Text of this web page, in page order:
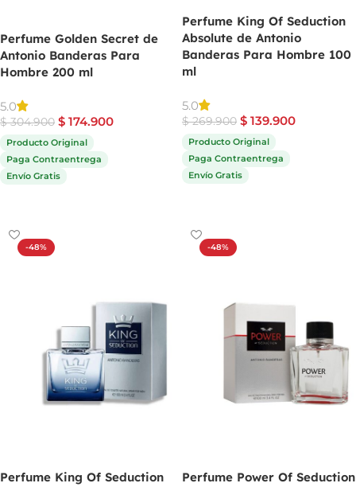
Perfume Golden Secret de
Antonio Banderas Para
Hombre 200 ml
5.0
$304.900 $ 174.900
Producto Original
Paga Contraentrega
Envío Gratis
Perfume King Of Seduction
Absolute de Antonio
Banderas Para Hombre 100
ml
5.0
$269.900 $ 139.900
Producto Original
Paga Contraentrega
Envío Gratis
-48%
Perfume King Of Seduction
-48%
Perfume Power Of Seduction